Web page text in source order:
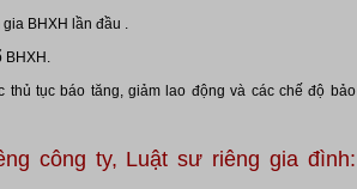
BHXH lần đầu .
BHXH.
thủ tục báo tăng, giảm lao động và các chế độ bảo
công ty, Luật sư riêng gia đình: